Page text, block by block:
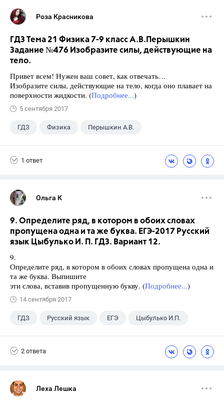
Роза Красникова
ГДЗ Тема 21 Физика 7-9 класс А.В.Перышкин
Задание №476 Изобразите силы, действующие на
тело.
Привет всем! Нужен ваш совет, как отвечать…
Изобразите силы, действующие на тело, когда оно плавает на
поверхности жидкости. (Подробнее...)
5 сентября 2017
ГДЗ Физика Перышкин А.В.
1 ответ
Ольга К
9. Определите ряд, в котором в обоих словах
пропущена одна и та же буква. ЕГЭ-2017 Русский
язык Цыбулько И. П. ГДЗ. Вариант 12.
9.
Определите ряд, в котором в обоих словах пропущена одна и
та же буква. Выпишите
эти слова, вставив пропущенную букву. (Подробнее...)
14 сентября 2017
ГДЗ Русский язык ЕГЭ Цыбулько И.П.
2 ответа
Леха Лешка